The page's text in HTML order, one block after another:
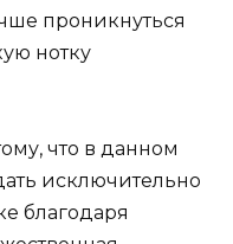
проникнуться
нотку
что в данном
исключительно
благодаря